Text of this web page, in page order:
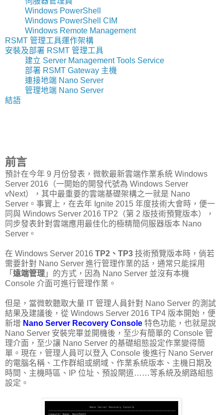
Windows PowerShell
Windows PowerShell CIM
Windows Remote Management
RSMT 管理工具運作架構
安裝及部署 RSMT 管理工具
建立 Server Management Tools Service
部署 RSMT Gateway 主機
連接地端 Nano Server
管理地端 Nano Server
結語
前言
預計在今年 9 月份發表，微軟最新雲端作業系統 Windows
Server 2016（一開始的開發代號為 Windows Server
vNext），其中最重要的雲端基礎架構之一就是 Nano
Server。事實上，在去年 Ignite 2015 年度技術大會時，便一
同與 Windows Server 2016 TP2（第 2 版技術預覽版本），
同步發表針對雲端應用最佳化的極精簡伺服器版本 Nano
Server。
在 Windows Server 2016 TP2、TP3 技術預覽版本時，倘若
需要針對 Nano Server 進行管理作業的話，通常只能採用
「 遠端管理 」的方式，因為 Nano Server 並沒有本機
Console 介面可進行管理作業。
但是，當微軟聽取大量 IT 管理人員針對 Nano Server 的測試
結果及建議後，從 Windows Server 2016 TP4 版本開始，便
新增 Nano Server Recovery Console 特色功能，也就是說
Nano Server 安裝完畢並開機後，至少有簡單的 Console 管
理介面，至少讓 Nano Server 的基礎組態設定作業變得簡
單。現在，管理人員可以登入 Console 後進行 Nano Server
的電腦名稱、工作群組或網域、作業系統版本、主機日期及
時間、主機時區、IP 位址、預設閘道……等系統及網路組態
設定。